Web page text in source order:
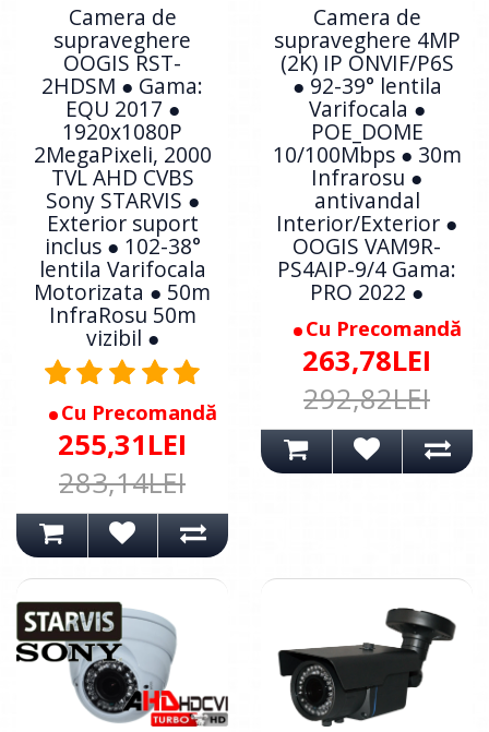
Camera de
supraveghere
OOGIS RST-
2HDSM ● Gama:
EQU 2017 ●
1920x1080P
2MegaPixeli, 2000
TVL AHD CVBS
Sony STARVIS ●
Exterior suport
inclus ● 102-38°
lentila Varifocala
Motorizata ● 50m
InfraRosu 50m
vizibil ●
Cu Precomandă
255,31LEI
283,14LEI
Camera de
supraveghere 4MP
(2K) IP ONVIF/P6S
● 92-39° lentila
Varifocala ●
POE_DOME
10/100Mbps ● 30m
Infrarosu ●
antivandal
Interior/Exterior ●
OOGIS VAM9R-
PS4AIP-9/4 Gama:
PRO 2022 ●
Cu Precomandă
263,78LEI
292,82LEI